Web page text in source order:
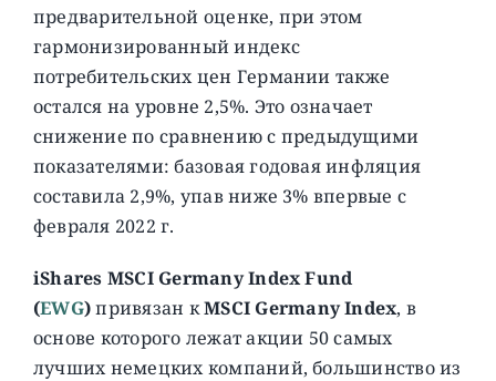
предварительной оценке, при этом
гармонизированный индекс
потребительских цен Германии также
остался на уровне 2,5%. Это означает
снижение по сравнению с предыдущими
показателями: базовая годовая инфляция
составила 2,9%, упав ниже 3% впервые с
февраля 2022 г.
iShares MSCI Germany Index Fund
(EWG)привязан кMSCI Germany Index, в
основе которого лежат акции 50 самых
лучших немецких компаний, большинство из